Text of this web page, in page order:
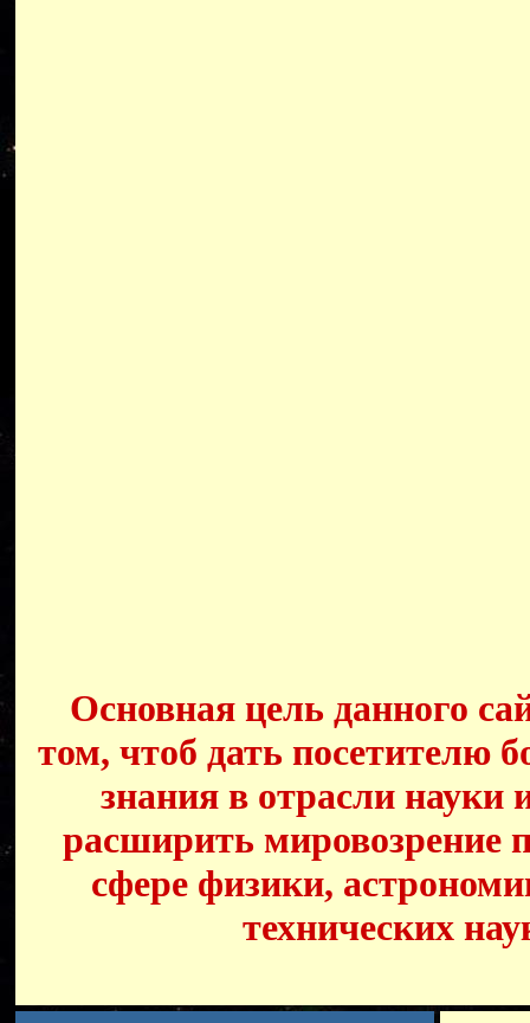
Основная цель данного
том, чтоб дать посетителю
знания в отрасли науки
расширить мировозрение
сфере физики,
технических